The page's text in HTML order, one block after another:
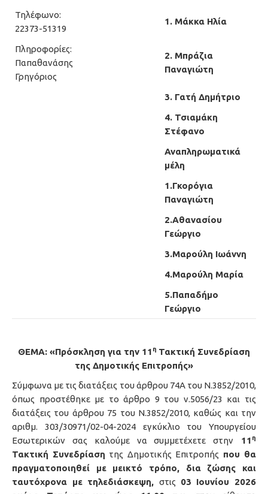
Τηλέφωνο:
22373-51319
1. Μάκκα Ηλία
Πληροφορίες:
Παπαθανάσης
Γρηγόριος
2. Μπράζια
Παναγιώτη
3. Γατή Δημήτριο
4. Τσιαμάκη
Στέφανο
Αναπληρωματικά
μέλη
1.Γκορόγια
Παναγιώτη
2.Αθανασίου
Γεώργιο
3.Μαρούλη Ιωάννη
4.Μαρούλη Μαρία
5.Παπαδήμο
Γεώργιο
ΘΕΜΑ: «Πρόσκληση για την 11 η Τακτική Συνεδρίαση
της Δημοτικής Επιτροπής»
Σύμφωνα με τις διατάξεις του άρθρου 74A του Ν.3852/2010,
όπως προστέθηκε με το άρθρο 9 του ν.5056/23 και τις
διατάξεις του άρθρου 75 του Ν.3852/2010, καθώς και την
αριθμ. 303/30971/02-04-2024 εγκύκλιο του Υπουργείου
Εσωτερικών σας καλούμε να συμμετέχετε στην 11 η
Τακτική Συνεδρίαση της Δημοτικής Επιτροπής που θα
πραγματοποιηθεί με μεικτό τρόπο, δια ζώσης και
ταυτόχρονα με τηλεδιάσκεψη, στις 03 Ιουνίου 2026